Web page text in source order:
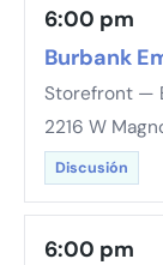
6:00 pm
Burbank
Storefront —
2216 W
Discusión
6:00 pm